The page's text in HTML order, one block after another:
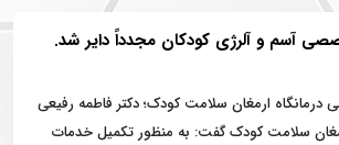
آسم و آلرژی کودکان مجدداً دایر شد.
درمانگاه ارمغان سلامت کودک؛ دکتر فاطمه رفیعی
سلامت کودک گفت: به منظور تکمیل خدمات